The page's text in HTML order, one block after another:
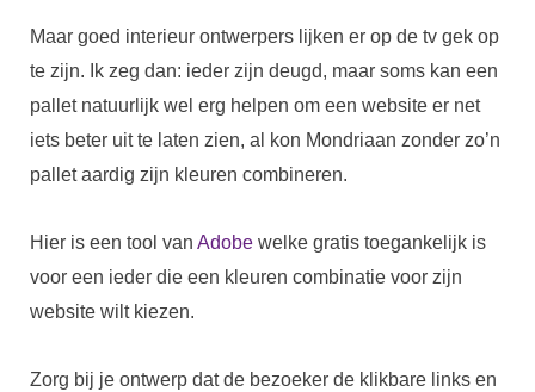
Maar goed interieur ontwerpers lijken er op de tv gek op
te zijn. Ik zeg dan: ieder zijn deugd, maar soms kan een
pallet natuurlijk wel erg helpen om een website er net
iets beter uit te laten zien, al kon Mondriaan zonder zo’n
pallet aardig zijn kleuren combineren.
Hier is een tool van Adobewelke gratis toegankelijk is
voor een ieder die een kleuren combinatie voor zijn
website wilt kiezen.
Zorg bij je ontwerp dat de bezoeker de klikbare links en